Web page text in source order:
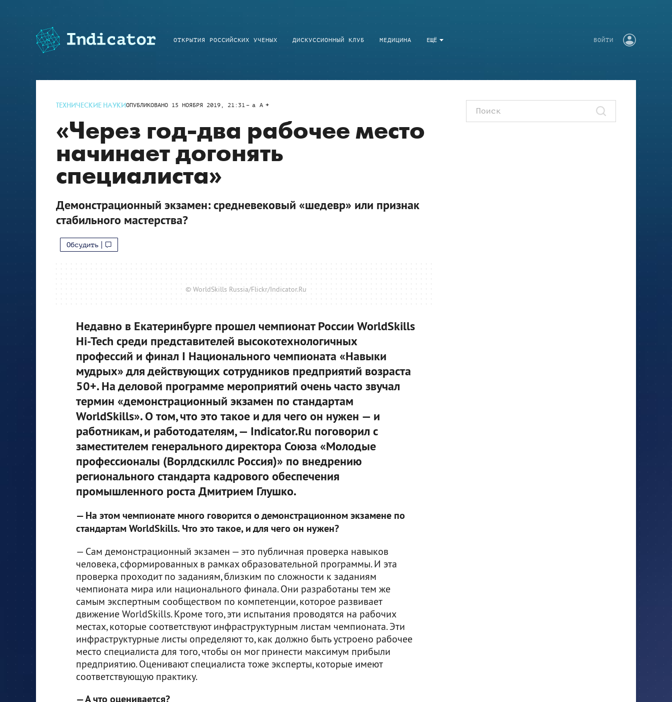
ЕЩЁ
ОТКРЫТИЯ РОССИЙСКИХ УЧЕНЫХ ДИСКУССИОННЫЙ КЛУБ МЕДИЦИНА ВОЙТИ
ТЕХНИЧЕСКИЕ НАУКИОПУБЛИКОВАНО 15 НОЯБРЯ 2019, 21:31 a A
«Через год-два рабочее место
начинает догонять
специалиста»
Демонстрационный экзамен: средневековый «шедевр» или признак
стабильного мастерства?
Обсудить
© WorldSkills Russia/Flickr/Indicator.Ru
Недавно в Екатеринбурге прошел чемпионат России WorldSkills
Hi-Tech среди представителей высокотехнологичных
профессий и финал I Национального чемпионата «Навыки
мудрых» для действующих сотрудников предприятий возраста
50+. На деловой программе мероприятий очень часто звучал
термин «демонстрационный экзамен по стандартам
WorldSkills». О том, что это такое и для чего он нужен — и
работникам, и работодателям, — Indicator.Ru поговорил с
заместителем генерального директора Союза «Молодые
профессионалы (Ворлдскиллс Россия)» по внедрению
регионального стандарта кадрового обеспечения
промышленного роста Дмитрием Глушко.
— На этом чемпионате много говорится о демонстрационном экзамене по
стандартам WorldSkills. Что это такое, и для чего он нужен?
— Сам демонстрационный экзамен — это публичная проверка навыков
человека, сформированных в рамках образовательной программы. И эта
проверка проходит по заданиям, близким по сложности к заданиям
чемпионата мира или национального финала. Они разработаны тем же
самым экспертным сообществом по компетенции, которое развивает
движение WorldSkills. Кроме того, эти испытания проводятся на рабочих
местах, которые соответствуют инфраструктурным листам чемпионата. Эти
инфраструктурные листы определяют то, как должно быть устроено рабочее
место специалиста для того, чтобы он мог принести максимум прибыли
предприятию. Оценивают специалиста тоже эксперты, которые имеют
соответствующую практику.
— А что оценивается?